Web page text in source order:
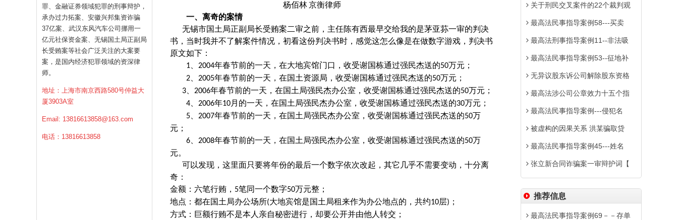
罪、金融证券领域犯罪的刑事辩护，
承办过力拓案、安徽兴邦集资诈骗
37亿案、武汉东风汽车公司挪用一
亿元社保资金案、无锡国土局正副局
长受贿案等社会广泛关注的大案要
案，是国内经济犯罪领域的资深律
师。
地址：上海市南京西路580号仲益大
厦3903A室
Email: 13816613858@163.com
电话：13816613858
杨佰林京衡律师
一、离奇的案情
无锡市国土局正副局长受贿案二审之前，主任陈有西最早交给我的是茅亚荪一审的判决
书，当时我并不了解案件情况，初看这份判决书时，感觉这怎么像是在做数字游戏，判决书
原文如下：
1 2004年春节前的一天，在大地宾馆门口，收受谢国栋通过强民杰送的50万元；
2 2005年春节前的一天，在国土资源局，收受谢国栋通过强民杰送的50万元；
3 2006年春节前的一天，在国土局强民杰办公室，收受谢国栋通过强民杰送的50万元；
4 2006年10月的一天，在国土局强民杰办公室，收受谢国栋通过强民杰送的30万元；
5 2007年春节前的一天，在国土局强民杰办公室，收受谢国栋通过强民杰送的50万
元；
6 2008年春节前的一天，在国土局强民杰办公室，收受谢国栋通过强民杰送的50万
元。
可以发现，这里面只要将年份的最后一个数字依次改起，其它几乎不需要变动，十分离
奇：
金额：六笔行贿， 5笔同一个数字50万元整；
地点：都在国土局办公场所(大地宾馆是国土局租来作为办公地点的，共约10层) ；
方式：巨额行贿不是本人亲自秘密进行，却要公开并由他人转交；
关于刑民交叉案件的22个裁判观
最高法民事指导案例58---买卖
最高法刑事指导案例11--非法吸
最高法民事指导案例53--征地补
无异议股东诉公司解除股东资格
最高法涉公司公章效力十五个指
最高法民事指导案例---侵犯名
被虚构的因果关系 洪某骗取贷
最高法民事指导案例45---姓名
张立新合同诈骗案一审辩护词【
推荐信息
最高法民事指导案例69－－存单